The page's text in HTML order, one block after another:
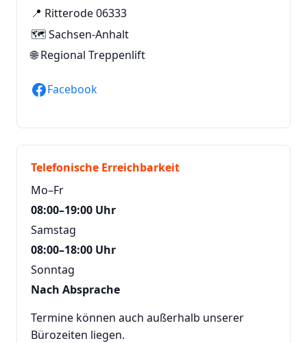
📍 Ritterode 06333
🗺️ Sachsen-Anhalt
🌐Regional Treppenlift
Facebook
Telefonische Erreichbarkeit
Mo–Fr
08:00–19:00 Uhr
Samstag
08:00–18:00 Uhr
Sonntag
Nach Absprache
Termine können auch außerhalb unserer
Bürozeiten liegen.